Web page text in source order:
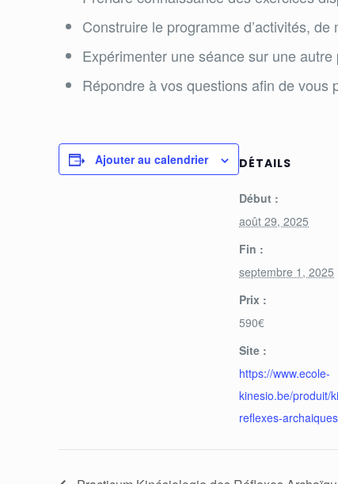
Construire le programme d’activités,
Expérimenter une séance sur une
Répondre à vos questions afin de vous
Ajouter au calendrier DÉTAILS
Début :
août 29, 2025
Fin :
septembre 1, 2025
Prix :
590€
Site :
https://www.ecole-
kinesio.be/produit/
reflexes-